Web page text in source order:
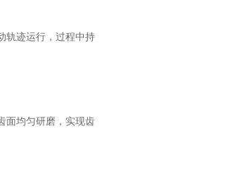
迹运行，过程中持
均匀研磨，实现齿